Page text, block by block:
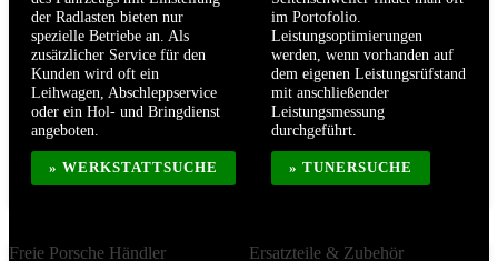
der Radlasten bieten nur
spezielle Betriebe an. Als
zusätzlicher Service für den
Kunden wird oft ein
Leihwagen, Abschleppservice
oder ein Hol- und Bringdienst
angeboten.
» WERKSTATTSUCHE
im Portofolio.
Leistungsoptimierungen
werden, wenn vorhanden auf
dem eigenen Leistungsrüfstand
mit anschließender
Leistungsmessung
durchgeführt.
» TUNERSUCHE
Freie Porsche Händler Ersatzteile & Zubehör